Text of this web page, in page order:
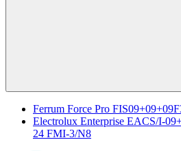
Ferrum Force Pro
Electrolux Enterprise EACS/I-
24 FMI-3/N8